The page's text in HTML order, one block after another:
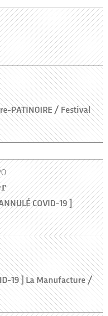
PATINOIRE / Festival
COVID-19 ]
19 ] La Manufacture /